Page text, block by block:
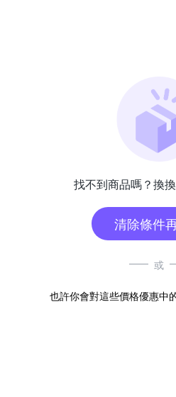
找不到商品嗎？換
清除條件
或
也許你會對這些價格優惠中